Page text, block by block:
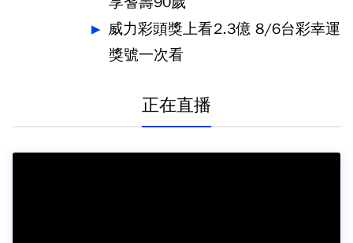
威力彩頭獎上看2.3億 8/6台彩幸運
獎號一次看
正在直播